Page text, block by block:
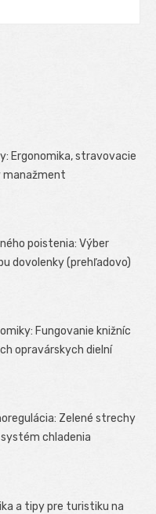
Ergonomika, stravovacie
manažment
poistenia: Výber
dovolenky (prehľadovo)
Fungovanie knižníc
opravárskych dielní
Zelené strechy
chladenia
a tipy pre turistiku na